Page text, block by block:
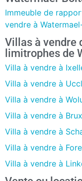
Immeuble de
vendre à
Villas à vendre
limitrophes de
Villa à vendre à
Villa à vendre à
Villa à vendre à
Villa à vendre à
Villa à vendre à
Villa à vendre à
Villa à vendre à